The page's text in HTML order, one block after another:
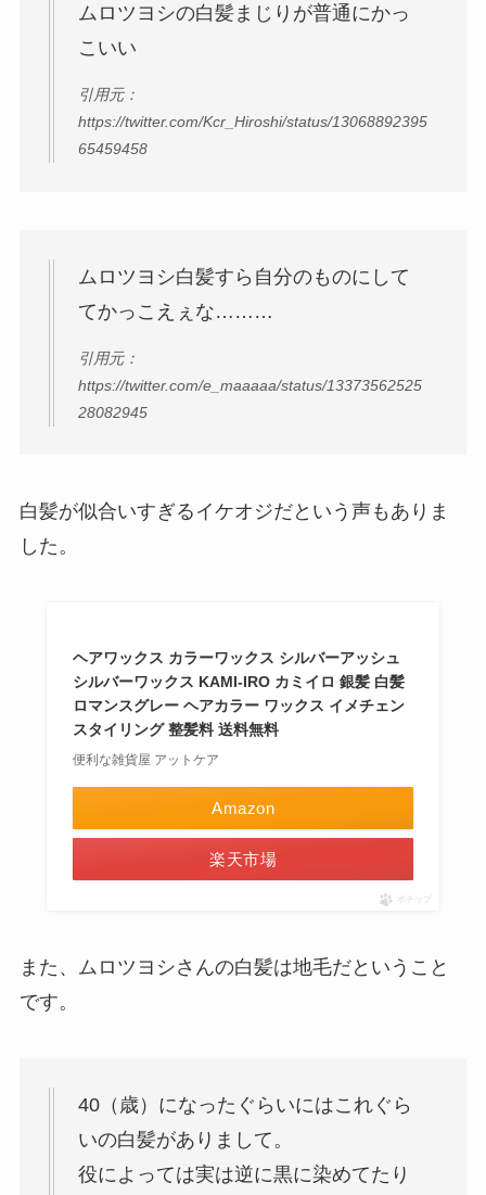
ムロツヨシの白髪まじりが普通にかっ
こいい
引用元：
https://twitter.com/Kcr_Hiroshi/status/13068892395
65459458
ムロツヨシ白髪すら自分のものにして
てかっこえぇな………
引用元：
https://twitter.com/e_maaaaa/status/13373562525
28082945
白髪が似合いすぎるイケオジだという声もありま
した。
ヘアワックス カラーワックス シルバーアッシュ
シルバーワックス KAMI-IRO カミイロ 銀髪 白髪
ロマンスグレー ヘアカラー ワックス イメチェン
スタイリング 整髪料 送料無料
便利な雑貨屋 アットケア
Amazon
楽天市場
ポチップ
また、ムロツヨシさんの白髪は地毛だということ
です。
40（歳）になったぐらいにはこれぐら
いの白髪がありまして。
役によっては実は逆に黒に染めてたり